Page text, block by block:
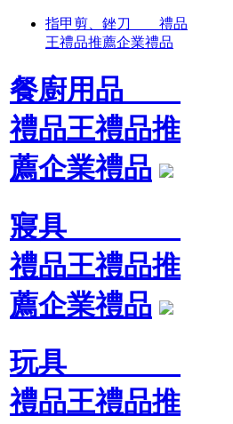
指甲剪、銼刀 禮品
王禮品推薦企業禮品
餐廚用品
禮品王禮品推
薦企業禮品
寢具
禮品王禮品推
薦企業禮品
玩具
禮品王禮品推